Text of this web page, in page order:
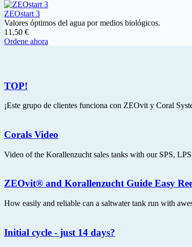
ZEOstart 3
Valores óptimos del agua por medios biológicos.
11,50 €
Ordene ahora
TOP!
¡Este grupo de clientes funciona con ZEOvit y Coral
Corals Video
Video of the Korallenzucht sales tanks with our SPS,
ZEOvit® and Korallenzucht Guide Easy
How easily and reliable can a saltwater tank run with
Initial cycle - just 14 days?